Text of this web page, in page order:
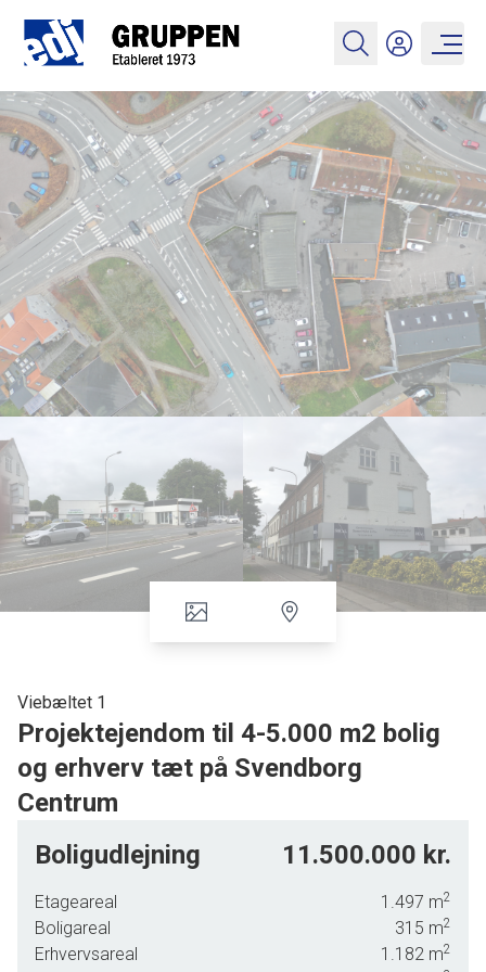
Viebæltet 1
Projektejendom til 4-5.000 m2 bolig
og erhverv tæt på Svendborg
Centrum
Centrum ud til stærkt trafikeret indfaldsvej, hvor vi bl a også finder
mange år været anvendt til salg af hårde hvidevarer inden for Skousen-
kæden.
Boligudlejning 11.500.000 kr.
Etageareal 1.497 m2
Boligareal 315 m2
Erhvervsareal 1.182 m2